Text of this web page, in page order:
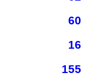
60
16
155